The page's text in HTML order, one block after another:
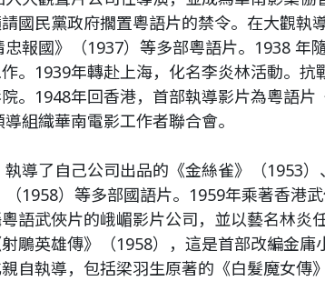
國民黨政府擱置粵語片的禁令。在大觀執
報國》（1937）等多部粵語片。1938 年
。1939年轉赴上海，化名李炎林活動。抗
。1948年回香港，首部執導影片為粵語片
組織華南電影工作者聯合會。
導了自己公司出品的《金絲雀》（1953）
1958）等多部國語片。1959年乘著香港
語武俠片的峨嵋影片公司，並以藝名林炎
鵰英雄傳》（1958），這是首部改編金庸
自執導，包括梁羽生原著的《白髮魔女傳》